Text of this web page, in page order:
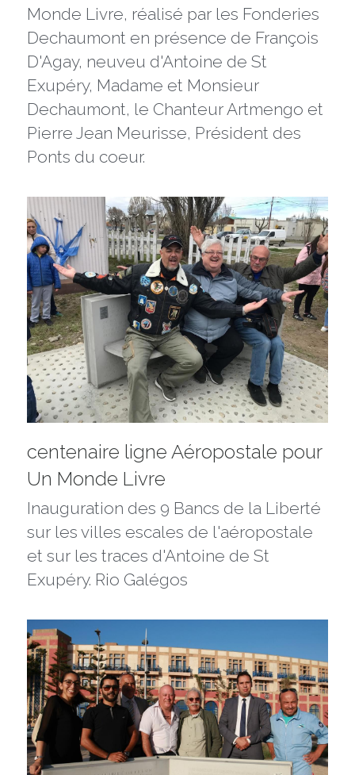
Monde Livre, réalisé par les Fonderies
Dechaumont en présence de François
D'Agay, neuveu d'Antoine de St
Exupéry, Madame et Monsieur
Dechaumont, le Chanteur Artmengo et
Pierre Jean Meurisse, Président des
Ponts du coeur.
centenaire ligne Aéropostale pour
Un Monde Livre
Inauguration des 9 Bancs de la Liberté
sur les villes escales de l'aéropostale
et sur les traces d'Antoine de St
Exupéry. Rio Galégos